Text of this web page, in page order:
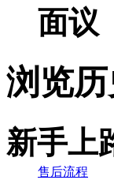
面议
浏览历
新手上
售后流程